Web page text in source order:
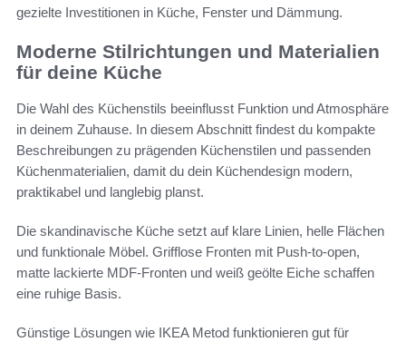
gezielte Investitionen in Küche, Fenster und Dämmung.
Moderne Stilrichtungen und Materialien
für deine Küche
Die Wahl des Küchenstils beeinflusst Funktion und Atmosphäre
in deinem Zuhause. In diesem Abschnitt findest du kompakte
Beschreibungen zu prägenden Küchenstilen und passenden
Küchenmaterialien, damit du dein Küchendesign modern,
praktikabel und langlebig planst.
Die skandinavische Küche setzt auf klare Linien, helle Flächen
und funktionale Möbel. Grifflose Fronten mit Push-to-open,
matte lackierte MDF-Fronten und weiß geölte Eiche schaffen
eine ruhige Basis.
Günstige Lösungen wie IKEA Metod funktionieren gut für